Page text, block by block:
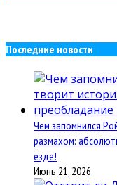
Последние новости
Чем запомнился
размахом:
езде!
Июнь 21, 2026